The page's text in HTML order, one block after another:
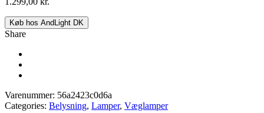
Køb hos AndLight DK
Share
Varenummer: 56a2423c0d6a
Categories: Belysning, Lamper, Væglamper